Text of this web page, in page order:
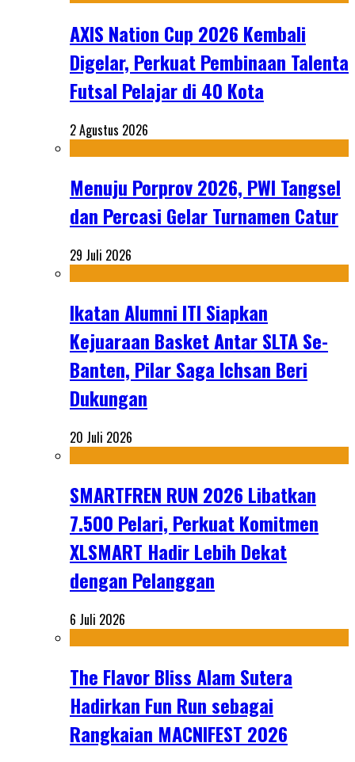
AXIS Nation Cup 2026 Kembali
Digelar, Perkuat Pembinaan Talenta
Futsal Pelajar di 40 Kota
2 Agustus 2026
Menuju Porprov 2026, PWI Tangsel
dan Percasi Gelar Turnamen Catur
29 Juli 2026
Ikatan Alumni ITI Siapkan
Kejuaraan Basket Antar SLTA Se-
Banten, Pilar Saga Ichsan Beri
Dukungan
20 Juli 2026
SMARTFREN RUN 2026 Libatkan
7.500 Pelari, Perkuat Komitmen
XLSMART Hadir Lebih Dekat
dengan Pelanggan
6 Juli 2026
The Flavor Bliss Alam Sutera
Hadirkan Fun Run sebagai
Rangkaian MACNIFEST 2026